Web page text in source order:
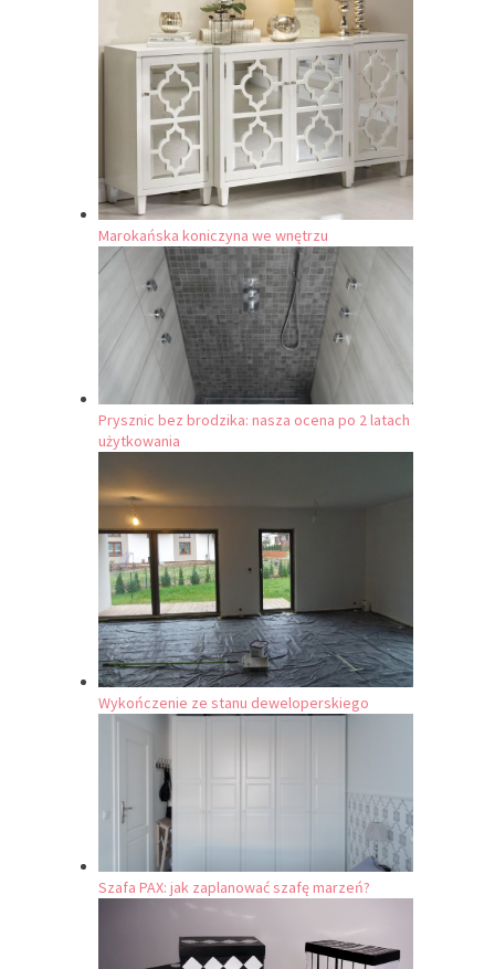
Marokańska koniczyna we wnętrzu
Prysznic bez brodzika: nasza ocena po 2 latach
użytkowania
Wykończenie ze stanu deweloperskiego
Szafa PAX: jak zaplanować szafę marzeń?